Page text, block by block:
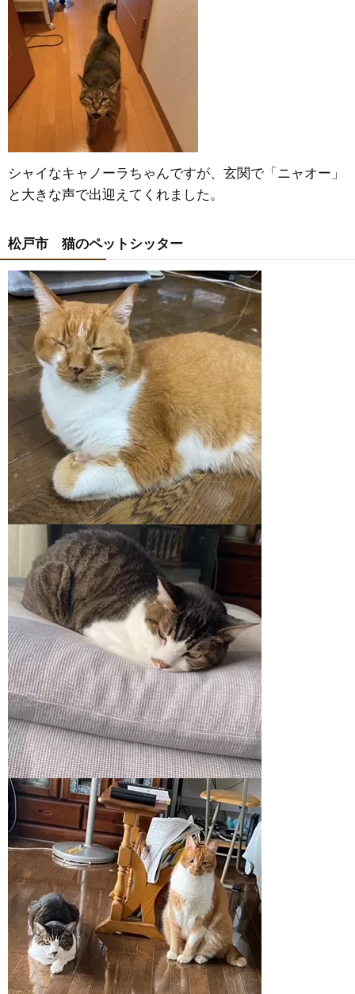
シャイなキャノーラちゃんですが、玄関で「ニャオー」
と大きな声で出迎えてくれました。
松戸市 猫のペットシッター